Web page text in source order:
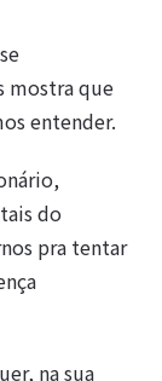
mostra que
entender.
do
pra tentar
na sua